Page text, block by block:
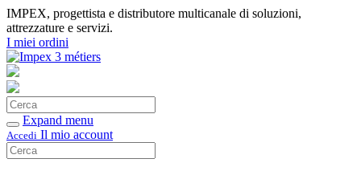
IMPEX, progettista e distributore multicanale di soluzioni,
attrezzature e servizi.
I miei ordini
Cerca
Conferma
Expand menu
Accedi Il mio account
Cerca